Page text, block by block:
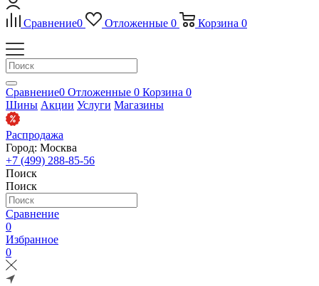
Сравнение0 Отложенные 0 Корзина 0
Сравнение0 Отложенные 0 Корзина 0
Шины Акции Услуги Магазины
Распродажа
Город: Москва
+7 (499) 288-85-56
Поиск
Поиск
Сравнение
0
Избранное
0